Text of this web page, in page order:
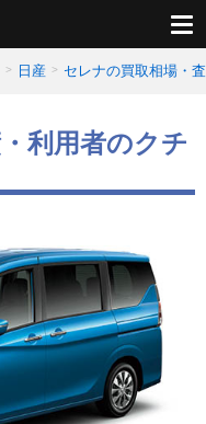
日産 セレナの買取相場・
利用者のクチ